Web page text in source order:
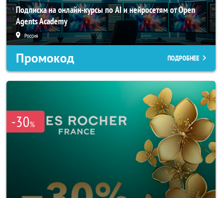
Подписка на онлайн-курсы по AI и нейросетям от Open
Agents Academy
Россия
Промокод ПОДРОБНЕЕ
-30%